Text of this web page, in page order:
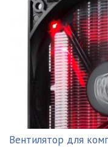
Вентилятор для